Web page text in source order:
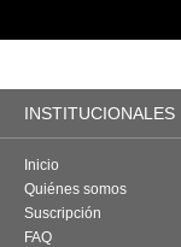
INSTITUCIONALES
Inicio
Quiénes somos
Suscripción
FAQ